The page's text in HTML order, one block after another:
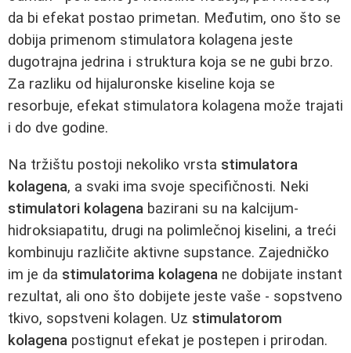
da bi efekat postao primetan. Međutim, ono što se
dobija primenom stimulatora kolagena jeste
dugotrajna jedrina i struktura koja se ne gubi brzo.
Za razliku od hijaluronske kiseline koja se
resorbuje, efekat stimulatora kolagena može trajati
i do dve godine.
Na tržištu postoji nekoliko vrsta stimulatora
kolagena, a svaki ima svoje specifičnosti. Neki
stimulatori kolagena bazirani su na kalcijum-
hidroksiapatitu, drugi na polimlečnoj kiselini, a treći
kombinuju različite aktivne supstance. Zajedničko
im je da stimulatorima kolagena ne dobijate instant
rezultat, ali ono što dobijete jeste vaše - sopstveno
tkivo, sopstveni kolagen. Uz stimulatorom
kolagena postignut efekat je postepen i prirodan.